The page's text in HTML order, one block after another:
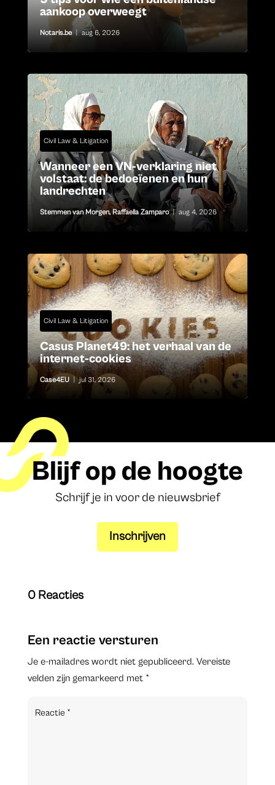
aankoop overweegt
Notaris.be | aug 6, 2026
Civil Law & Litigation
Wanneer een VN-verklaring niet
volstaat: de bedoeïenen en hun
landrechten
Stemmen van Morgen,Raffaella Zamparo | aug 4, 2026
Civil Law & Litigation
Casus Planet49: het verhaal van de
internet-cookies
Case4EU jul 31, 2026
Blijf op de hoogte
Schrijf je in voor de nieuwsbrief
Inschrijven
0 Reacties
Een reactie versturen
Je e-mailadres wordt niet gepubliceerd. Vereiste
velden zijn gemarkeerd met *